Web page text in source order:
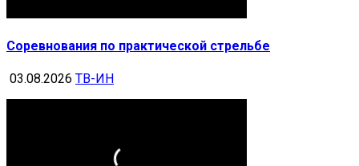
Соревнования по практической стрельбе
03.08.2026 ТВ-ИН